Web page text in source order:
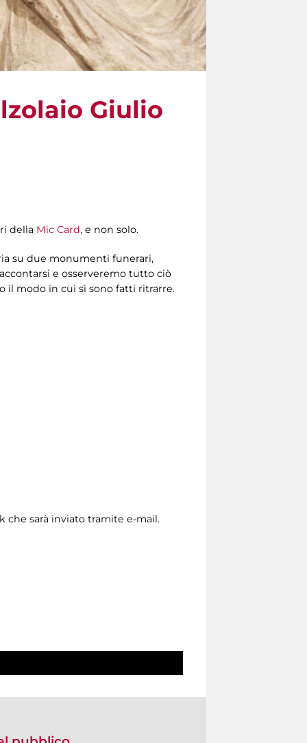
Giulio
della Mic Card, e non solo.
su due monumenti funerari,
e osserveremo tutto ciò
il modo in cui si sono fatti ritrarre.
che sarà inviato tramite e-mail.